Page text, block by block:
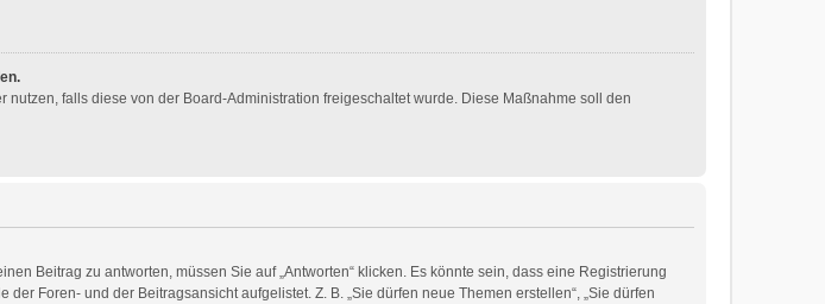
falls diese von der Board-Administration freigeschaltet wurde. Diese Maßnahme soll den
Beitrag zu antworten, müssen Sie auf „Antworten“ klicken. Es könnte sein, dass eine Registrierung
Foren- und der Beitragsansicht aufgelistet. Z. B. „Sie dürfen neue Themen erstellen“, „Sie dürfen